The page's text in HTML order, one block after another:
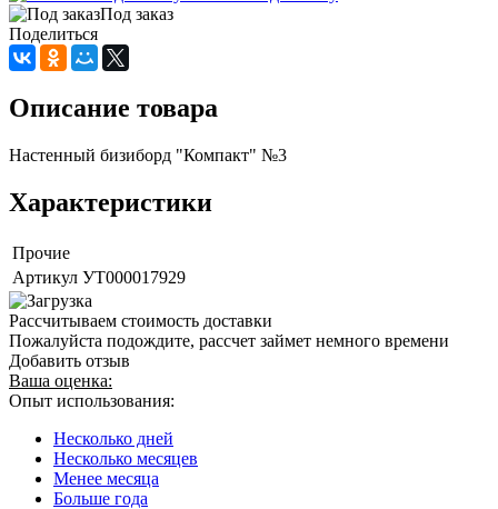
Под заказ
Поделиться
Описание товара
Настенный бизиборд "Компакт" №3
Характеристики
Прочие
Артикул УТ000017929
Рассчитываем стоимость доставки
Пожалуйста подождите, рассчет займет немного времени
Добавить отзыв
Ваша оценка:
Опыт использования:
Несколько дней
Несколько месяцев
Менее месяца
Больше года